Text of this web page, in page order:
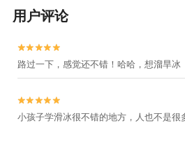
用户评论


路过一下，感觉还不错！哈哈，想溜旱冰


小孩子学滑冰很不错的地方，人也不是很